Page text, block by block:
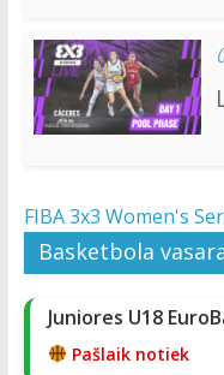
FIBA 3x3 Women's
Basketbola
Juniores U18
Pašlaik notiek